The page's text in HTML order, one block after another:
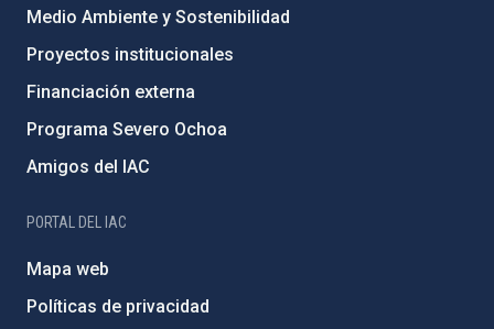
Medio Ambiente y Sostenibilidad
Proyectos institucionales
Financiación externa
Programa Severo Ochoa
Amigos del IAC
PORTAL DEL IAC
Mapa web
Políticas de privacidad